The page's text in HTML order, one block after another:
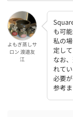
よもぎ蒸しサ
ロン 渡邉友
江
も可能
私の
定して
なお
れて
必要が
参考